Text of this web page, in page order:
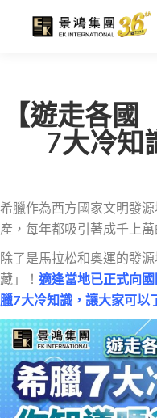
【遊走各
7大冷知
希臘作為西方國家文明發
產，每年都吸引著成千上
除了是馬拉松和奧運的發
藏」！ 適逢當地已正式向
臘7大冷知識，讓大家可以